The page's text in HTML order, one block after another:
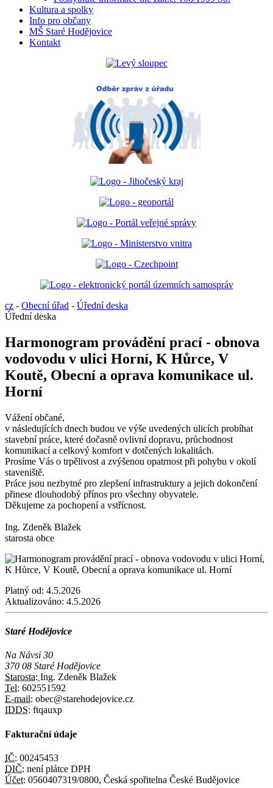
Kultura a spolky
Info pro občany
MŠ Staré Hodějovice
Kontakt
cz - Obecní úřad - Úřední deska
Úřední deska
Harmonogram provádění prací - obnova
vodovodu v ulici Horní, K Hůrce, V
Koutě, Obecní a oprava komunikace ul.
Horní
Vážení občané,
v následujících dnech budou ve výše uvedených ulicích probíhat
stavební práce, které dočasně ovlivní dopravu, průchodnost
komunikací a celkový komfort v dotčených lokalitách.
Prosíme Vás o trpělivost a zvýšenou opatrnost při pohybu v okolí
staveniště.
Práce jsou nezbytné pro zlepšení infrastruktury a jejich dokončení
přinese dlouhodobý přínos pro všechny obyvatele.
Děkujeme za pochopení a vstřícnost.
Ing. Zdeněk Blažek
starosta obce
Platný od: 4.5.2026
Aktualizováno: 4.5.2026
Staré Hodějovice
Na Návsi 30
370 08 Staré Hodějovice
Starosta: Ing. Zdeněk Blažek
Tel: 602551592
E-mail: obec@starehodejovice.cz
IDDS: ftqauxp
Fakturační údaje
IČ: 00245453
DIČ: není plátce DPH
Účet: 0560407319/0800, Česká spořitelna České Budějovice